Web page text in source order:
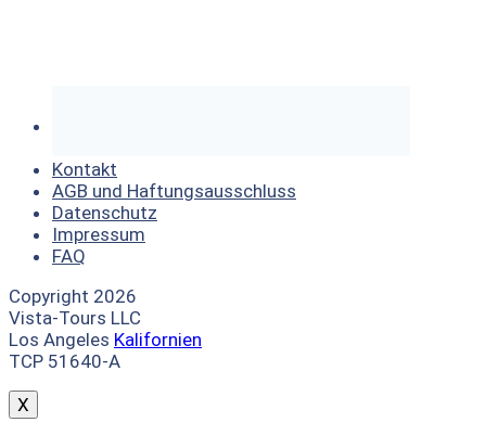
Kontakt
AGB und Haftungsausschluss
Datenschutz
Impressum
FAQ
Copyright 2026
Vista-Tours LLC
Los Angeles Kalifornien
TCP 51640-A
X